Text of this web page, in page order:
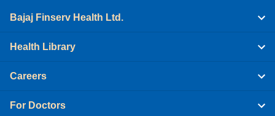
Bajaj Finserv Health Ltd.
Health Library
Careers
For Doctors